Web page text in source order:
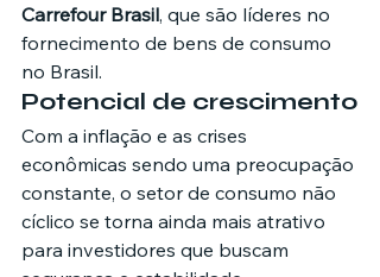
Carrefour Brasil, que são líderes no
fornecimento de bens de consumo
no Brasil.
Potencial de crescimento
Com a inflação e as crises
econômicas sendo uma preocupação
constante, o setor de consumo não
cíclico se torna ainda mais atrativo
para investidores que buscam